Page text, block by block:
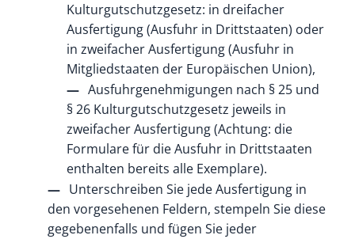
Kulturgutschutzgesetz: in dreifacher
Ausfertigung (Ausfuhr in Drittstaaten) oder
in zweifacher Ausfertigung (Ausfuhr in
Mitgliedstaaten der Europäischen Union),
Ausfuhrgenehmigungen nach § 25 und
§ 26 Kulturgutschutzgesetz jeweils in
zweifacher Ausfertigung (Achtung: die
Formulare für die Ausfuhr in Drittstaaten
enthalten bereits alle Exemplare).
Unterschreiben Sie jede Ausfertigung in
den vorgesehenen Feldern, stempeln Sie diese
gegebenenfalls und fügen Sie jeder